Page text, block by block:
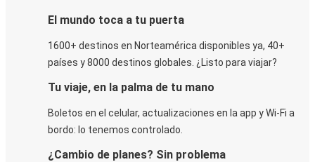
El mundo toca a tu puerta
1600+ destinos en Norteamérica disponibles ya, 40+
países y 8000 destinos globales. ¿Listo para viajar?
Tu viaje, en la palma de tu mano
Boletos en el celular, actualizaciones en la app y Wi-Fi a
bordo: lo tenemos controlado.
¿Cambio de planes? Sin problema